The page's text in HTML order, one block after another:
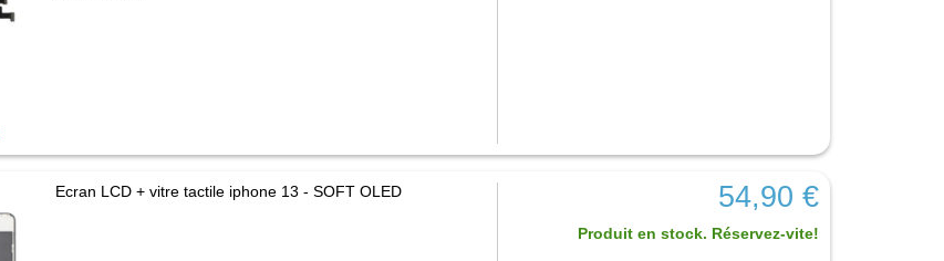
Ecran LCD + vitre tactile iphone 13 - SOFT OLED 54,90 €
Produit en stock. Réservez-vite!